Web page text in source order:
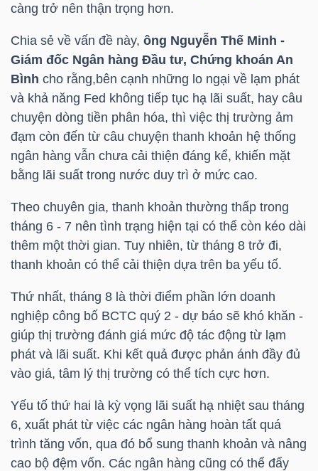
càng trở nên thận trọng hơn.
Chia sẻ về vấn đề này, ông Nguyễn Thế Minh -
Giám đốc Ngân hàng Đầu tư, Chứng khoán An
Bình cho rằng,bên cạnh những lo ngại về lạm phát
và khả năng Fed không tiếp tục hạ lãi suất, hay câu
chuyện dòng tiền phân hóa, thì việc thị trường ảm
đạm còn đến từ câu chuyện thanh khoản hệ thống
ngân hàng vẫn chưa cải thiện đáng kể, khiến mặt
bằng lãi suất trong nước duy trì ở mức cao.
Theo chuyên gia, thanh khoản thường thấp trong
tháng 6 - 7 nên tình trạng hiện tại có thể còn kéo dài
thêm một thời gian. Tuy nhiên, từ tháng 8 trở đi,
thanh khoản có thể cải thiện dựa trên ba yếu tố.
Thứ nhất, tháng 8 là thời điểm phần lớn doanh
nghiệp công bố BCTC quý 2 - dự báo sẽ khó khăn -
giúp thị trường đánh giá mức độ tác động từ lạm
phát và lãi suất. Khi kết quả được phản ánh đầy đủ
vào giá, tâm lý thị trường có thể tích cực hơn.
Yếu tố thứ hai là kỳ vọng lãi suất hạ nhiệt sau tháng
6, xuất phát từ việc các ngân hàng hoàn tất quá
trình tăng vốn, qua đó bổ sung thanh khoản và nâng
cao bộ đệm vốn. Các ngân hàng cũng có thể đẩy
TRÁI
PHIẾU
CÔNG
CỤ
ĐẦU
TƯ
TRUY
XUẤT
DỮ
LIỆU
Ngành
(-)
VS-
SECTOR